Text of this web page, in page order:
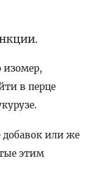
изомер,
в перце
или же
этим